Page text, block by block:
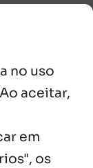
no uso
aceitar,
em
os
5 anos
São